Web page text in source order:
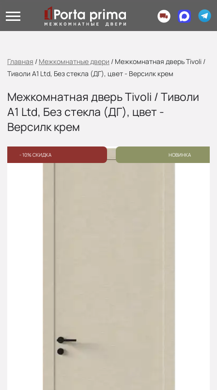
Главная / Межкомнатные двери / Межкомнатная дверь Tivoli /
Тиволи A1 Ltd, Без стекла (ДГ), цвет - Версилк крем
Межкомнатная дверь Tivoli / Тиволи
A1 Ltd, Без стекла (ДГ), цвет -
Версилк крем
- 10% СКИДКА НОВИНКА